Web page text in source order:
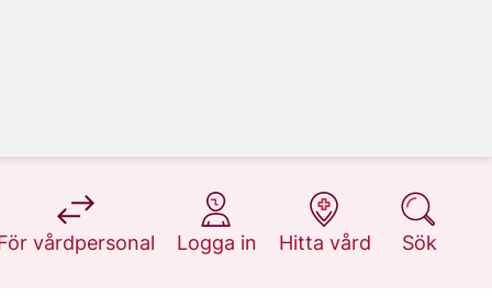
vårdpersonal
på 1177.se
Logga in
på 1177.se
Hitta vård
på 1177.se
Sök
på 1177.se